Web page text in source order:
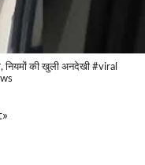
नियमों की खुली अनदेखी #viral
»